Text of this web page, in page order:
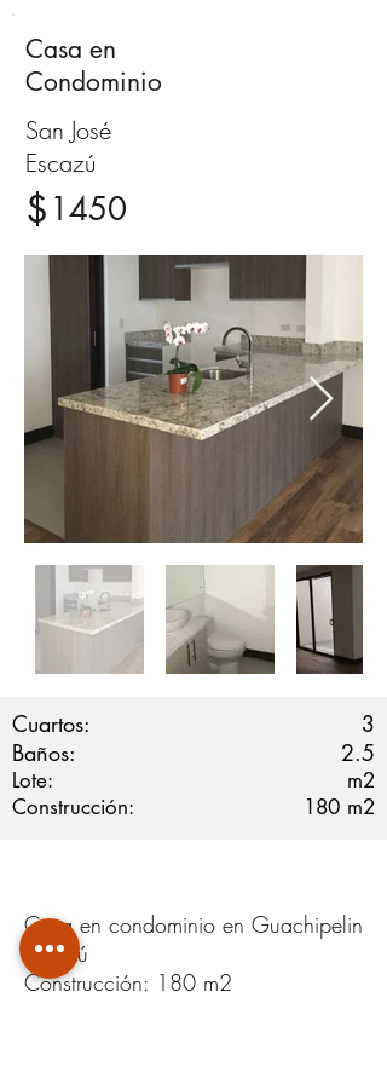
Casa en
Condominio
San José
Escazú
$ 1450
Cuartos:
Baños:
Lote:
Construcción:
3
2.5
180
m2
m2
Casa en condominio en Guachipelin
Escazú
Construcción: 180 m2